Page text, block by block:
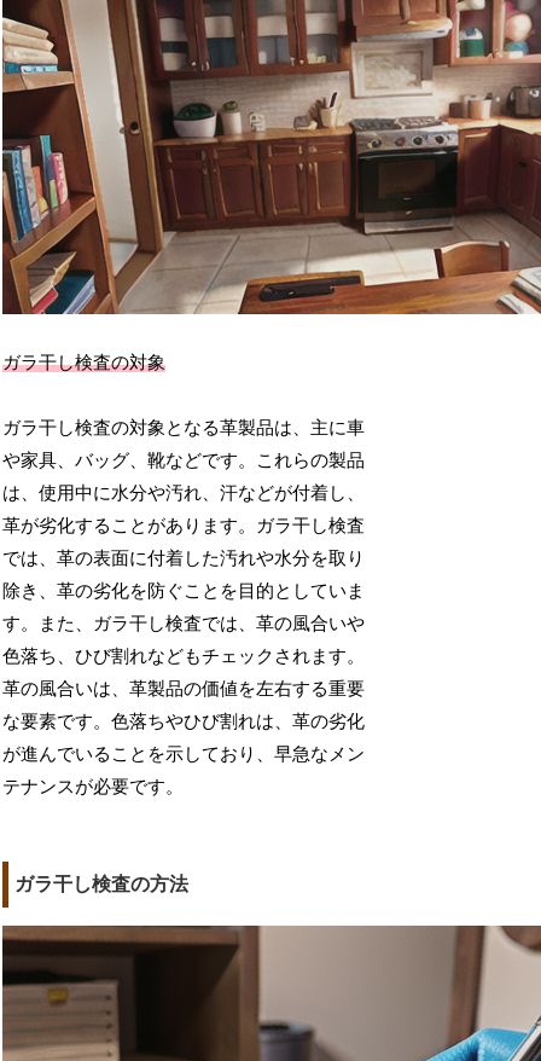
ガラ干し検査の対象
ガラ干し検査の対象となる革製品は、主に車
や家具、バッグ、靴などです。これらの製品
は、使用中に水分や汚れ、汗などが付着し、
革が劣化することがあります。ガラ干し検査
では、革の表面に付着した汚れや水分を取り
除き、革の劣化を防ぐことを目的としていま
す。また、ガラ干し検査では、革の風合いや
色落ち、ひび割れなどもチェックされます。
革の風合いは、革製品の価値を左右する重要
な要素です。色落ちやひび割れは、革の劣化
が進んでいることを示しており、早急なメン
テナンスが必要です。
ガラ干し検査の方法